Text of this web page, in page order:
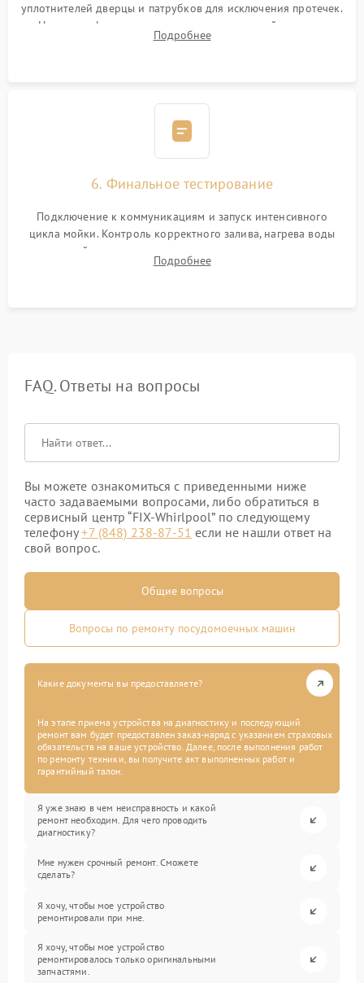
уплотнителей дверцы и патрубков для исключения протечек.
Надежная фиксация хомутов гидравлической системы,
сборка корпуса и установка датчика поплавка.
Подробнее
6. Финальное тестирование
Подключение к коммуникациям и запуск интенсивного
цикла мойки. Контроль корректного залива, нагрева воды
до нужной температуры, отсутствия посторонних шумов,
штатного слива и абсолютной сухости в поддоне.
Подробнее
FAQ. Ответы на вопросы
Вы можете ознакомиться с приведенными ниже
часто задаваемыми вопросами, либо обратиться в
сервисный центр “FIX-Whirlpool” по следующему
телефону+7 (848) 238-87-51 если не нашли ответ на
свой вопрос.
Общие вопросы
Вопросы по ремонту посудомоечных машин
Какие документы вы предоставляете?
На этапе приема устройства на диагностику и последующий
ремонт вам будет предоставлен заказ-наряд с указанием страховых
обязательств на ваше устройство. Далее, после выполнения работ
по ремонту техники, вы получите акт выполненных работ и
гарантийный талон.
Я уже знаю в чем неисправность и какой
ремонт необходим. Для чего проводить
диагностику?
Мне нужен срочный ремонт. Сможете
сделать?
Я хочу, чтобы мое устройство
ремонтировали при мне.
Я хочу, чтобы мое устройство
ремонтировалось только оригинальными
запчастями.